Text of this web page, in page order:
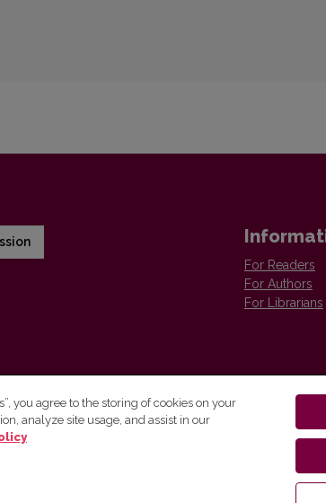
For Readers
For Authors
For Librarians
leidykla
Vilnius
distributed by
you agree to the storing of cookies on your
analyze site usage, and assist in our